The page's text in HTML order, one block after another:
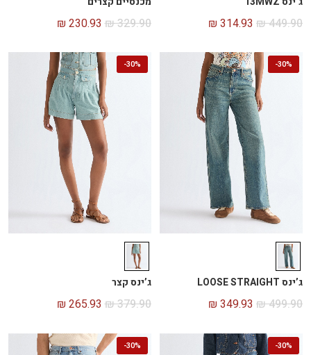
₪449.90
₪ 314.93
₪329.90
₪ 230.93
30%
-
ג’ינס LOOSE STRAIGHT
₪499.90
₪ 349.93
30%
-
ג’ינס קצר
₪379.90
₪ 265.93
30%
-
30%
-